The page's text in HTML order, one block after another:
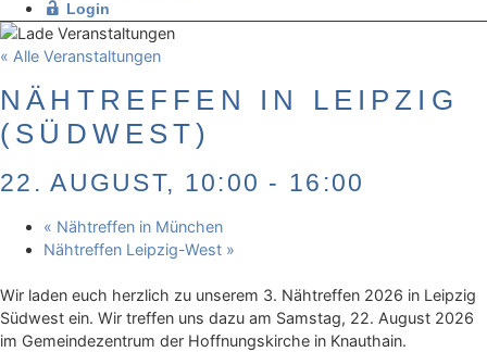
Login
« Alle Veranstaltungen
NÄHTREFFEN IN LEIPZIG
(SÜDWEST)
22. AUGUST, 10:00 - 16:00
« Nähtreffen in München
Nähtreffen Leipzig-West »
Wir laden euch herzlich zu unserem 3. Nähtreffen 2026 in Leipzig
Südwest ein. Wir treffen uns dazu am Samstag, 22. August 2026
im Gemeindezentrum der Hoffnungskirche in Knauthain.